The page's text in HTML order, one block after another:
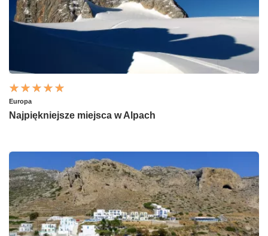
Europa
Najpiękniejsze miejsca w Alpach